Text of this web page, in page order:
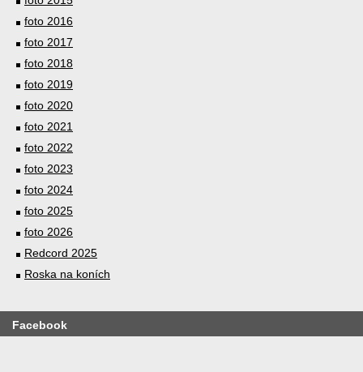
foto 2016
foto 2017
foto 2018
foto 2019
foto 2020
foto 2021
foto 2022
foto 2023
foto 2024
foto 2025
foto 2026
Redcord 2025
Roska na koních
Facebook